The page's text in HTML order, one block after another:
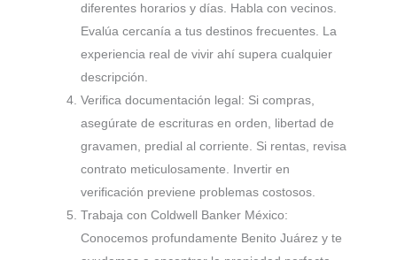
diferentes horarios y días. Habla con vecinos.
Evalúa cercanía a tus destinos frecuentes. La
experiencia real de vivir ahí supera cualquier
descripción.
Verifica documentación legal: Si compras,
asegúrate de escrituras en orden, libertad de
gravamen, predial al corriente. Si rentas, revisa
contrato meticulosamente. Invertir en
verificación previene problemas costosos.
Trabaja con Coldwell Banker México:
Conocemos profundamente Benito Juárez y te